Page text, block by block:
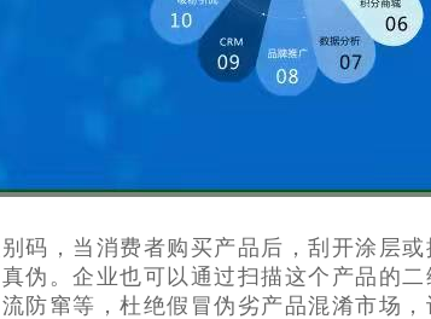
码，当消费者购买产品后，刮开涂层
伪。企业也可以通过扫描这个产品的二
防窜等，杜绝假冒伪劣产品混淆市场，